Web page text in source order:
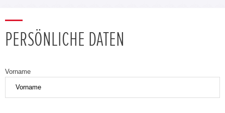
PERSÖNLICHE DATEN
Vorname